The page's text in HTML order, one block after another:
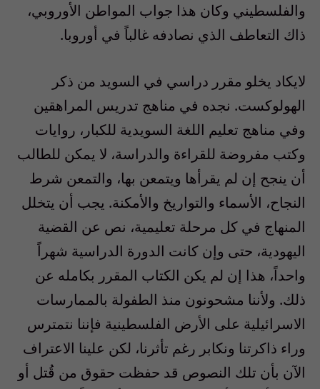
والفلسطيني وكان هذا جواب المواطن الأوروبي،
ذاك التعاطف الذي نصادفه غالباً في أوروبا.
لايكاد يخلو مقرر دراسي في السويد من ذكر
الهولوكست. نجده في مناهج تدريس المراهقين
وفي مناهج تعليم اللغة السويدية للكبار، روايات
وكتب مفروضة للقراءة والدراسة، لا يمكن للطالب
أن ينجح إن لم يقرأها ويتمعن بها، والتمعن شرط
النجاح، الأسماء والتواريخ والأمكنة. يجب أن يتخلل
المنهاج في كل مرحلة تعليمية، نص عن القضية
اليهودية، حتى وإن كانت الدورة الدراسية شهراً
واحداً، هذا إن لم يكن الكتاب المقرر بكامله عن
ذلك. ولأننا مشحونون منذ الطفولة بالممارسات
الاسرائيلية على الأرض الفلسطينية فإننا نتمترس
وراء ذاكرتنا ونكابر رغم تأثرنا، لكن علينا الاعتراف
الآن بأن تلك النصوص قد حفظت حقوق من قُتل أو